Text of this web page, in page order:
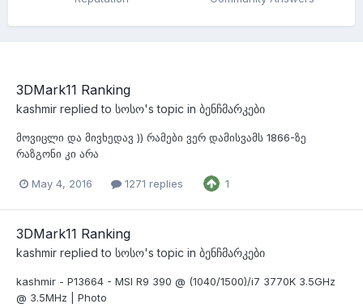
3DMark11 Ranking
kashmir replied to სოსო's topic in ბენჩმარკები
მოვიცლი და მივხედავ )) რამები ვერ დამისვამს 1866-ზე
რაზგონი კი არა
May 4, 2016 1271 replies 1
3DMark11 Ranking
kashmir replied to სოსო's topic in ბენჩმარკები
kashmir - P13664 - MSI R9 390 @ (1040/1500)/i7 3770K 3.5GHz
@ 3.5MHz | Photo